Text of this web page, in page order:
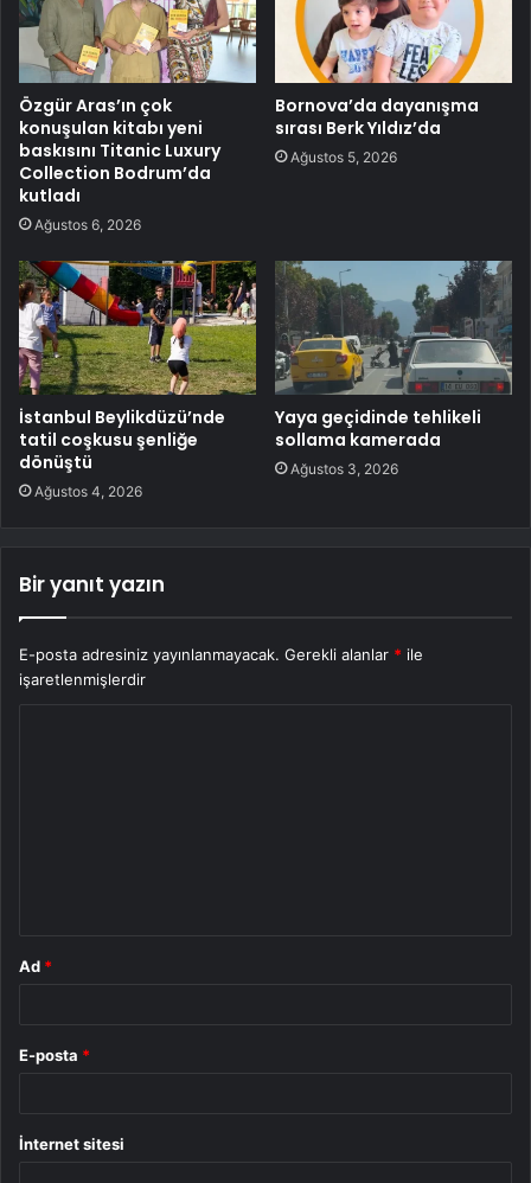
Özgür Aras’ın çok
konuşulan kitabı yeni
baskısını Titanic Luxury
Collection Bodrum’da
kutladı
Ağustos 6, 2026
Bornova’da dayanışma
sırası Berk Yıldız’da
Ağustos 5, 2026
İstanbul Beylikdüzü’nde
tatil coşkusu şenliğe
dönüştü
Ağustos 4, 2026
Yaya geçidinde tehlikeli
sollama kamerada
Ağustos 3, 2026
Bir yanıt yazın
E-posta adresiniz yayınlanmayacak. Gerekli alanlar * ile
işaretlenmişlerdir
Ad *
E-posta *
İnternet sitesi